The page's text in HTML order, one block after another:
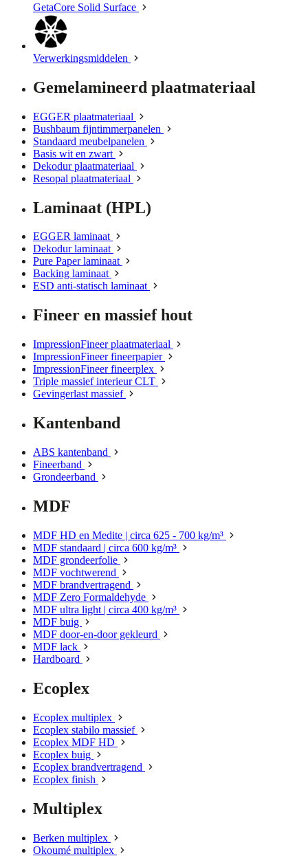
GetaCore Solid Surface
Verwerkingsmiddelen
Gemelamineerd plaatmateriaal
EGGER plaatmateriaal
Bushbaum fijntimmerpanelen
Standaard meubelpanelen
Basis wit en zwart
Dekodur plaatmateriaal
Resopal plaatmateriaal
Laminaat (HPL)
EGGER laminaat
Dekodur laminaat
Pure Paper laminaat
Backing laminaat
ESD anti-statisch laminaat
Fineer en massief hout
ImpressionFineer plaatmateriaal
ImpressionFineer fineerpapier
ImpressionFineer fineerplex
Triple massief interieur CLT
Gevingerlast massief
Kantenband
ABS kantenband
Fineerband
Grondeerband
MDF
MDF HD en Medite | circa 625 - 700 kg/m³
MDF standaard | circa 600 kg/m³
MDF grondeerfolie
MDF vochtwerend
MDF brandvertragend
MDF Zero Formaldehyde
MDF ultra light | circa 400 kg/m³
MDF buig
MDF door-en-door gekleurd
MDF lack
Hardboard
Ecoplex
Ecoplex multiplex
Ecoplex stabilo massief
Ecoplex MDF HD
Ecoplex buig
Ecoplex brandvertragend
Ecoplex finish
Multiplex
Berken multiplex
Okoumé multiplex